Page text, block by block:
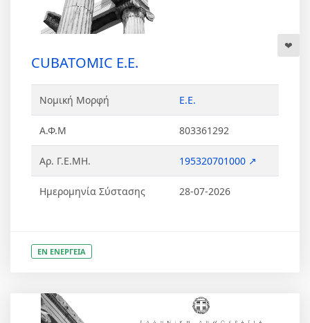
CUBATOMIC Ε.Ε.
Νομική Μορφή Ε.Ε.
Α.Φ.Μ 803361292
Αρ. Γ.Ε.ΜΗ. 195320701000 ↗
Ημερομηνία Σύστασης 28-07-2026
ΕΝ ΕΝΕΡΓΕΙΑ